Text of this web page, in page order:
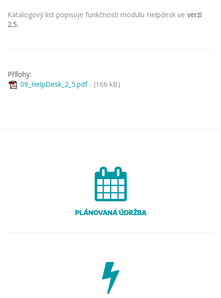
Katalogový list popisuje funkčnosti modulu Helpdesk ve verzi
2.5.
Přílohy:
09_HelpDesk_2_5.pdf- (166 kB)
PLÁNOVANÁ ÚDRŽBA